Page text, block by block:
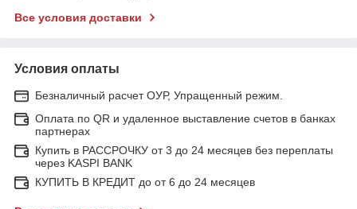
Все условия доставки
Условия оплаты
Безналичный расчет ОУР, Упращенный режим.
Оплата по QR и удаленное выставление счетов в банках
партнерах
Купить в РАССРОЧКУ от 3 до 24 месяцев без переплаты
через KASPI BANK
КУПИТЬ В КРЕДИТ до от 6 до 24 месяцев